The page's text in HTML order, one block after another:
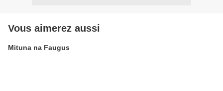
Vous aimerez aussi
Mituna na Faugus